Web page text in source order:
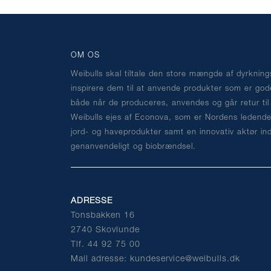
OM OS
Weibulls skal tiltale den store mængde af
inspirere dem til at anvende produkter som er
både når de produceres, anvendes og går retur til
Weibulls ejes af Econova, som er Nordens
jord- og haveprodukter samt en innovativ aktør
genanvendeligt og biobrændsel.
ADRESSE
Tonsbakken 16
2740 Skovlunde
Tlf. 44 92 75 00
Mail adresse: kundeservice@weibulls.dk